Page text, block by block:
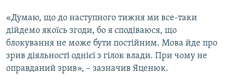
«Думаю, що до наступного тижня ми все-таки
дійдемо якоїсь згоди, бо я сподіваюся, що
блокування не може бути постійним. Мова йде про
зрив діяльності однієї з гілок влади. При чому не
оправданий зрив», – зазначив Яценюк.